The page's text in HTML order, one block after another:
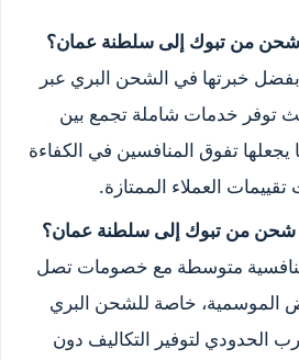
من تبوك إلى سلطنة عمان؟
بفضل خبرتها في الشحن البري عبر
توفر خدمات شاملة تجمع بين
يجعلها تفوق المنافسين في الكفاءة
العملاء الممتازة.
من تبوك إلى سلطنة عمان؟
تنافسية متوسطة مع خصومات تصل
الموسمية، خاصة للشحن البري
الحدودي لتوفير التكاليف دون